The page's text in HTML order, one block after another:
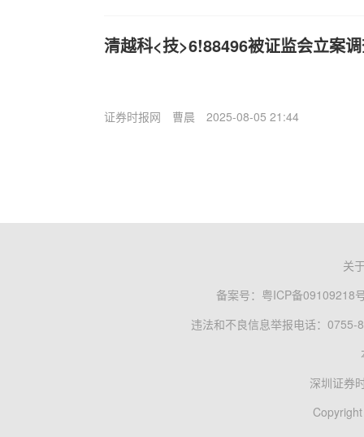
清越科<技>6!88496被证监会立案
证券时报网 曹晨 2025-08-05 21:44
关
备案号： 粤ICP备09109218
违法和不良信息举报电话：0755-
深圳证券